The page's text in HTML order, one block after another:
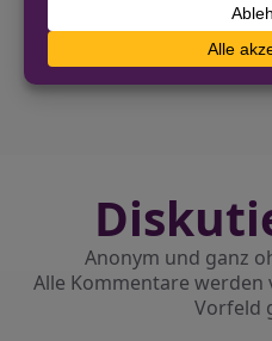
Gronau: Scheibe
Anonym und ganz
Alle Kommentare
Vorfeld